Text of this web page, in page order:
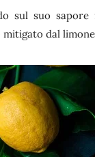
sul suo
dal